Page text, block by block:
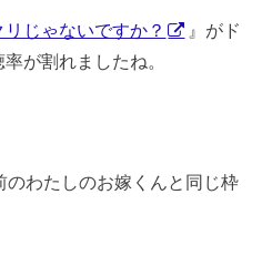
じゃないですか？
』がド
が割れましたね。
わたしのお嫁くんと同じ枠